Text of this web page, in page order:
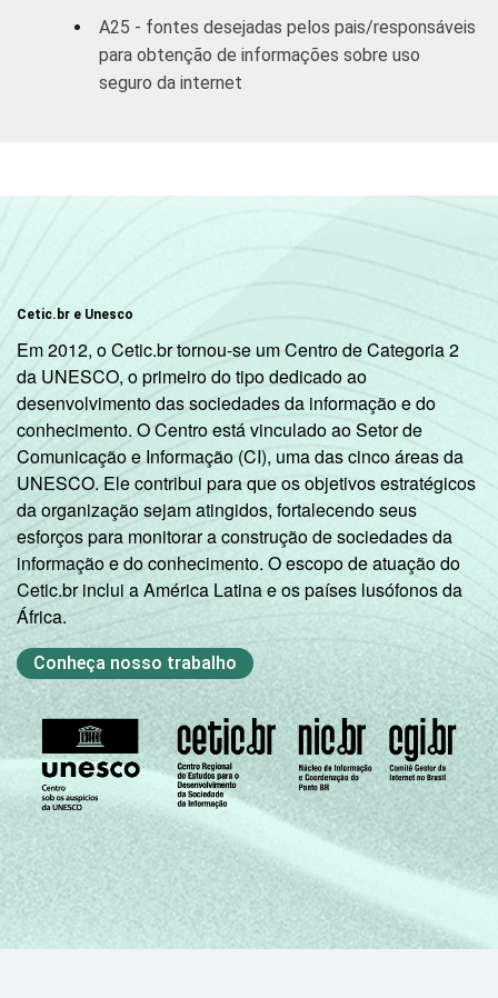
A25 - fontes desejadas pelos pais/responsáveis
para obtenção de informações sobre uso
seguro da internet
Cetic.br e Unesco
Em 2012, o Cetic.br tornou-se um Centro de Categoria 2
da UNESCO, o primeiro do tipo dedicado ao
desenvolvimento das sociedades da informação e do
conhecimento. O Centro está vinculado ao Setor de
Comunicação e Informação (CI), uma das cinco áreas da
UNESCO. Ele contribui para que os objetivos estratégicos
da organização sejam atingidos, fortalecendo seus
esforços para monitorar a construção de sociedades da
informação e do conhecimento. O escopo de atuação do
Cetic.br inclui a América Latina e os países lusófonos da
África.
Conheça nosso trabalho